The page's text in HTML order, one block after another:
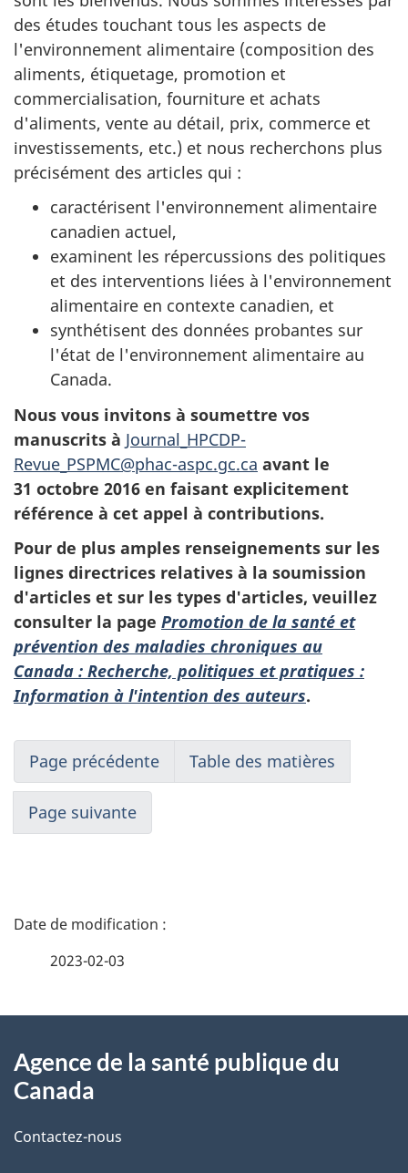
des études touchant tous les aspects de
l'environnement alimentaire (composition des
aliments, étiquetage, promotion et
commercialisation, fourniture et achats
d'aliments, vente au détail, prix, commerce et
investissements, etc.) et nous recherchons plus
précisément des articles qui :
caractérisent l'environnement alimentaire
canadien actuel,
examinent les répercussions des politiques
et des interventions liées à l'environnement
alimentaire en contexte canadien, et
synthétisent des données probantes sur
l'état de l'environnement alimentaire au
Canada.
Nous vous invitons à soumettre vos
manuscrits à Journal_HPCDP-
Revue_PSPMC@phac-aspc.gc.ca avant le
31 octobre 2016 en faisant explicitement
référence à cet appel à contributions.
Pour de plus amples renseignements sur les
lignes directrices relatives à la soumission
d'articles et sur les types d'articles, veuillez
consulter la page Promotion de la santé et
prévention des maladies chroniques au
Canada : Recherche, politiques et pratiques :
Information à l'intention des auteurs.
Page précédente Table des matières
Page suivante
D
i
s
2023-02-03
propos
de
ce
Agence de la santé publique du
Canada
Contactez-nous